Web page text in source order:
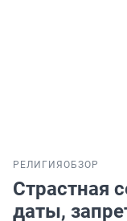
РЕЛИГИЯ ОБЗОР
Страстная
даты,